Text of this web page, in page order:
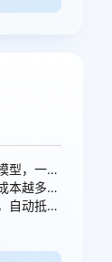
可抵扣由阿里云百炼提供的全量模型，一次购买即可跨模型通享。
承诺消费越高、周期越长，节约成本越多，直省250元。
随时生效，无需手动激活或绑定，自动抵扣。